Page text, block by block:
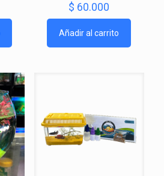
$ 60.000
Añadir al carrito